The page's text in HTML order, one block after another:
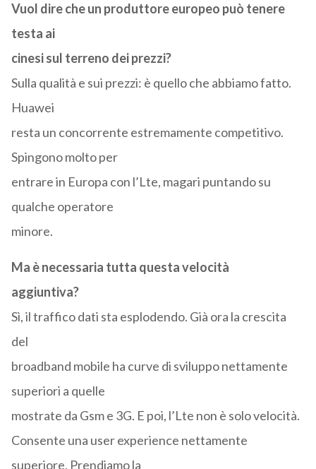
Vuol dire che un produttore europeo può tenere
testa ai
cinesi sul terreno dei prezzi?
Sulla qualità e sui prezzi: è quello che abbiamo fatto.
Huawei
resta un concorrente estremamente competitivo.
Spingono molto per
entrare in Europa con l’Lte, magari puntando su
qualche operatore
minore.
Ma è necessaria tutta questa velocità
aggiuntiva?
Sì, il traffico dati sta esplodendo. Già ora la crescita
del
broadband mobile ha curve di sviluppo nettamente
superiori a quelle
mostrate da Gsm e 3G. E poi, l’Lte non è solo velocità.
Consente una user experience nettamente
superiore. Prendiamo la